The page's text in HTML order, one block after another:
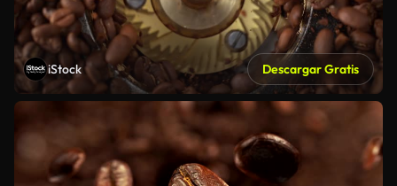
iStock Descargar Gratis